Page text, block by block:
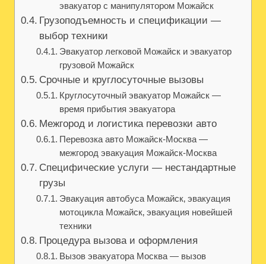
эвакуатор с манипулятором Можайск
Грузоподъемность и спецификации —
выбор техники
Эвакуатор легковой Можайск и эвакуатор
грузовой Можайск
Срочные и круглосуточные вызовы
Круглосуточный эвакуатор Можайск —
время прибытия эвакуатора
Межгород и логистика перевозки авто
Перевозка авто Можайск-Москва —
межгород эвакуация Можайск-Москва
Специфические услуги — нестандартные
грузы
Эвакуация автобуса Можайск‚ эвакуация
мотоцикла Можайск‚ эвакуация новейшей
техники
Процедура вызова и оформления
Вызов эвакуатора Москва — вызов